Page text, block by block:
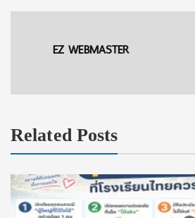
EZ WEBMASTER
Related Posts